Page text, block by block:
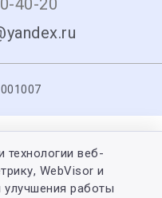
веб-
WebVisor и
улучшения работы